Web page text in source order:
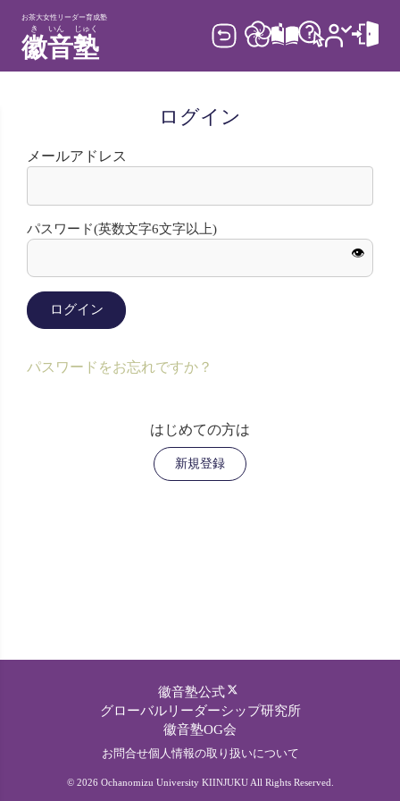
お茶大女性リーダー育成塾
き
徽
いん
音
じゅく
塾
ログイン
メールアドレス
パスワード(英数文字6文字以上)
👁
ログイン
パスワードをお忘れですか？
はじめての方は
新規登録
徽音塾公式
グローバルリーダーシップ研究所
徽音塾OG会
お問合せ個人情報の取り扱いについて
© 2026 Ochanomizu University KIINJUKU All Rights Reserved.